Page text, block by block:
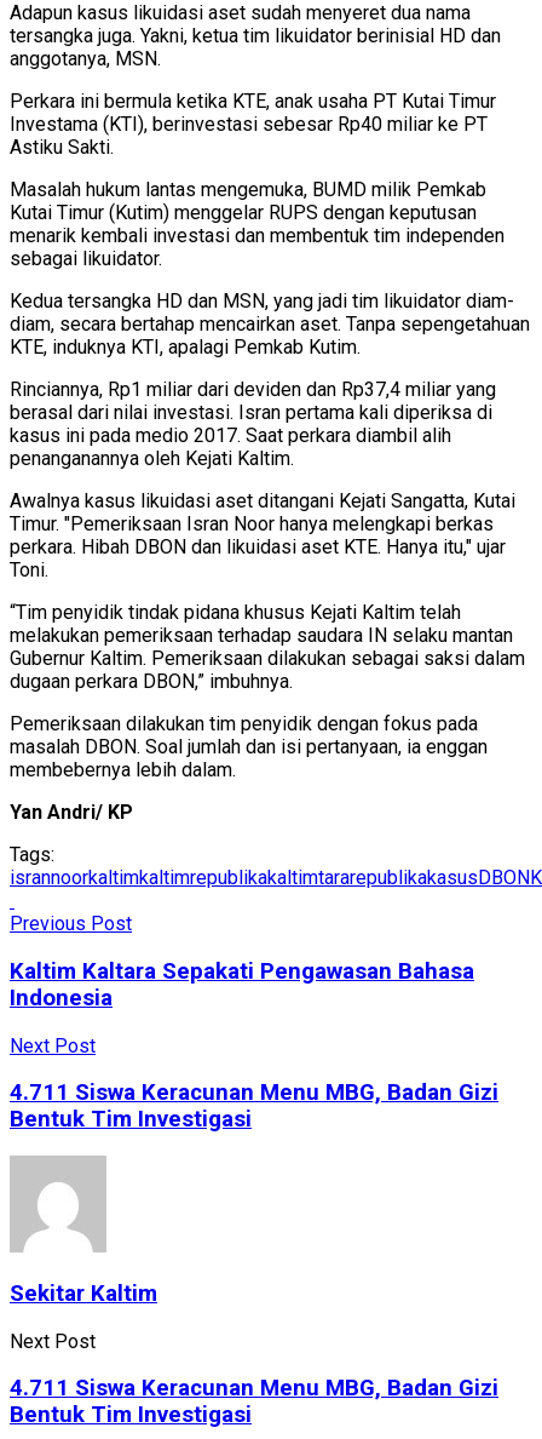
Adapun kasus likuidasi aset sudah menyeret dua nama
tersangka juga. Yakni, ketua tim likuidator berinisial HD dan
anggotanya, MSN.
Perkara ini bermula ketika KTE, anak usaha PT Kutai Timur
Investama (KTI), berinvestasi sebesar Rp40 miliar ke PT
Astiku Sakti.
Masalah hukum lantas mengemuka, BUMD milik Pemkab
Kutai Timur (Kutim) menggelar RUPS dengan keputusan
menarik kembali investasi dan membentuk tim independen
sebagai likuidator.
Kedua tersangka HD dan MSN, yang jadi tim likuidator diam-
diam, secara bertahap mencairkan aset. Tanpa sepengetahuan
KTE, induknya KTI, apalagi Pemkab Kutim.
Rinciannya, Rp1 miliar dari deviden dan Rp37,4 miliar yang
berasal dari nilai investasi. Isran pertama kali diperiksa di
kasus ini pada medio 2017. Saat perkara diambil alih
penanganannya oleh Kejati Kaltim.
Awalnya kasus likuidasi aset ditangani Kejati Sangatta, Kutai
Timur. "Pemeriksaan Isran Noor hanya melengkapi berkas
perkara. Hibah DBON dan likuidasi aset KTE. Hanya itu," ujar
Toni.
“Tim penyidik tindak pidana khusus Kejati Kaltim telah
melakukan pemeriksaan terhadap saudara IN selaku mantan
Gubernur Kaltim. Pemeriksaan dilakukan sebagai saksi dalam
dugaan perkara DBON,” imbuhnya.
Pemeriksaan dilakukan tim penyidik dengan fokus pada
masalah DBON. Soal jumlah dan isi pertanyaan, ia enggan
membebernya lebih dalam.
Yan Andri/ KP
Tags:
isrannoorkaltimkaltimrepublikakaltimtararepublikakasusDBON
Previous Post
Kaltim Kaltara Sepakati Pengawasan Bahasa
Indonesia
Next Post
4.711 Siswa Keracunan Menu MBG, Badan Gizi
Bentuk Tim Investigasi
Sekitar Kaltim
Next Post
4.711 Siswa Keracunan Menu MBG, Badan Gizi
Bentuk Tim Investigasi